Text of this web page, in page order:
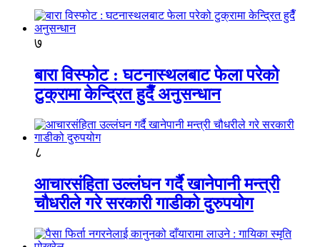
७
बारा विस्फोट : घटनास्थलबाट फेला परेको
टुक्रामा केन्द्रित हुदैँ अनुसन्धान
८
आचारसंहिता उल्लंघन गर्दै खानेपानी मन्त्री
चौधरीले गरे सरकारी गाडीको दुरुपयोग